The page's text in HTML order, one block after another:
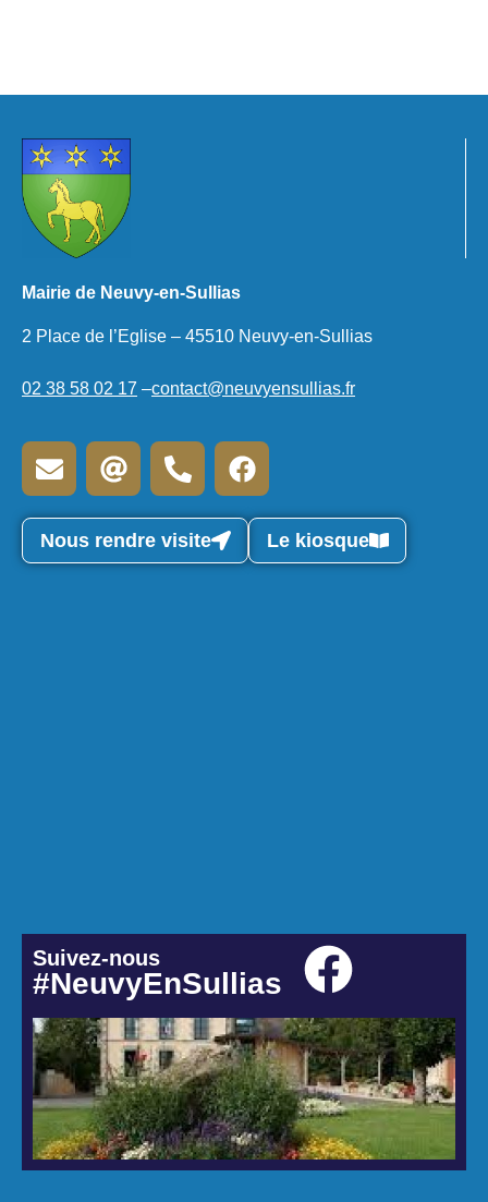
Mairie de Neuvy-en-Sullias
2 Place de l’Eglise – 45510 Neuvy-en-Sullias
02 38 58 02 17 –contact@neuvyensullias.fr
Nous rendre visite Le kiosque
Suivez-nous
#NeuvyEnSullias